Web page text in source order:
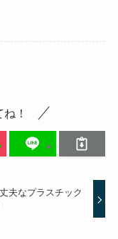
！
夫なプラスチック